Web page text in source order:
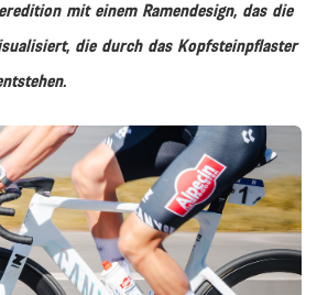
mit einem Ramendesign, das die
die durch das Kopfsteinpflaster